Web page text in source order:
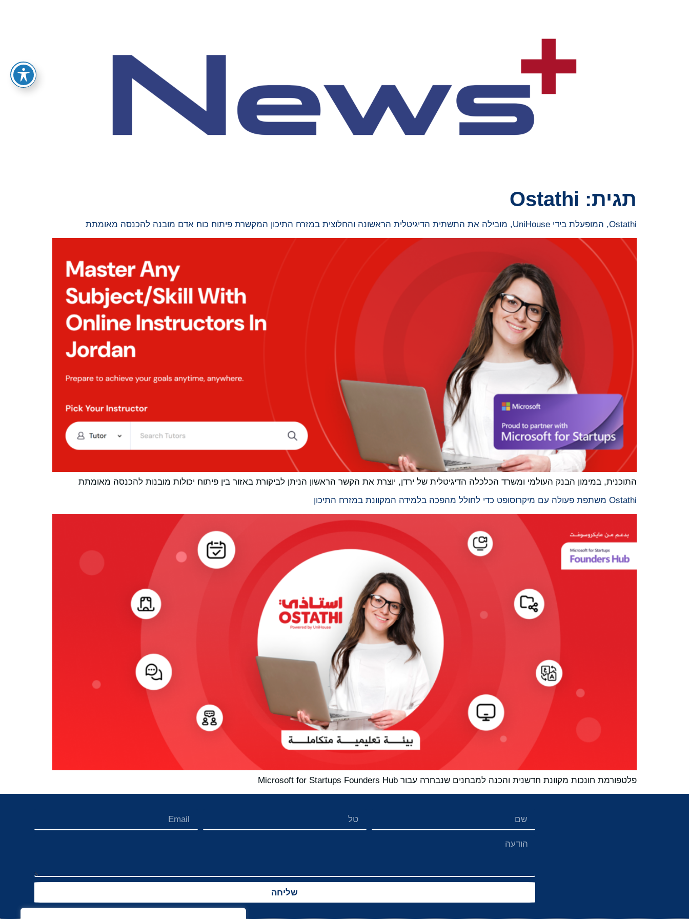
תגית: Ostathi
Ostathi, המופעלת בידי UniHouse, מובילה את התשתית הדיגיטלית הראשונה והחלוצית במזרח התיכון המקשרת פיתוח כוח אדם מובנה להכנסה מאומתת
התוכנית, במימון הבנק העולמי ומשרד הכלכלה הדיגיטלית של ירדן, יוצרת את הקשר הראשון הניתן לביקורת באזור בין פיתוח יכולות מובנות להכנסה מאומתת
Ostathi משתפת פעולה עם מיקרוסופט כדי לחולל מהפכה בלמידה המקוונת במזרח התיכון
פלטפורמת חונכות מקוונת חדשנית והכנה למבחנים שנבחרה עבור Microsoft for Startups Founders Hub
שליחה